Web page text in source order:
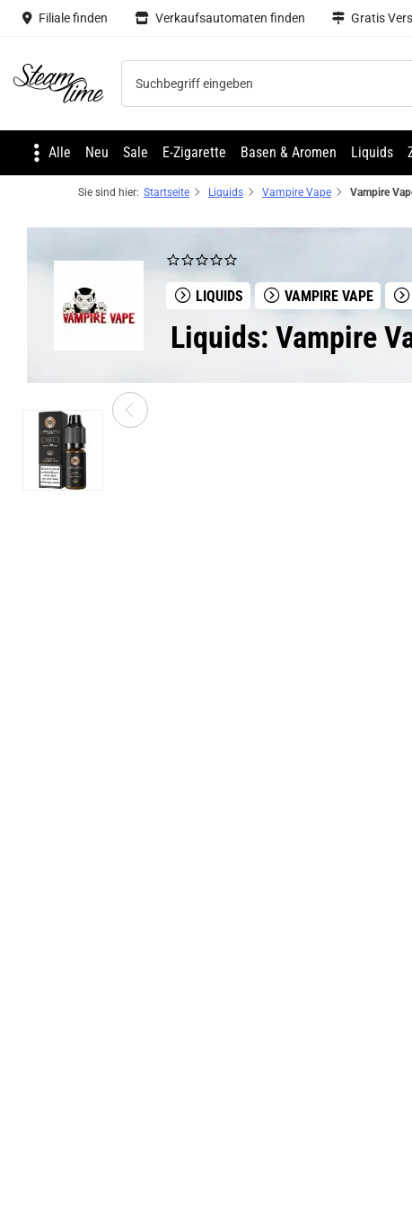
Filiale finden Verkaufsautomaten finden Gratis
Steam time
Alle Neu Sale E-Zigarette Basen & Aromen Liquids
Sie sind hier: Startseite Liquids Vampire Vape
LIQUIDS VAMPIRE VAPE
Liquids: Vampire